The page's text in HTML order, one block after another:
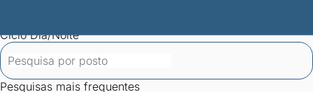
Ciclo Dia/Noite
Pesquisas mais frequentes